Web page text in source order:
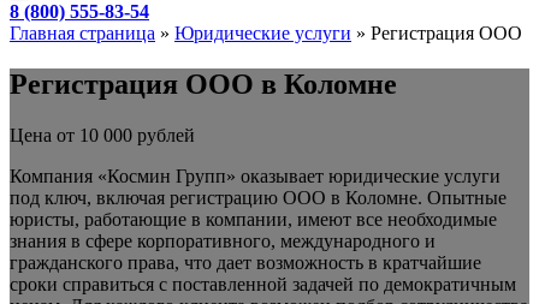
8 (800) 555-83-54
Главная страница » Юридические услуги » Регистрация ООО
Регистрация ООО в Коломне
Цена от 10 000 рублей
Компания «Космин Групп» оказывает юридические услуги
под ключ, включая регистрацию ООО в Коломне. Опытные
юристы, работающие в компании, имеют все необходимые
знания в сфере корпоративного, международного и
гражданского права, что дает возможность в кратчайшие
сроки справиться с поставленной задачей по демократичным